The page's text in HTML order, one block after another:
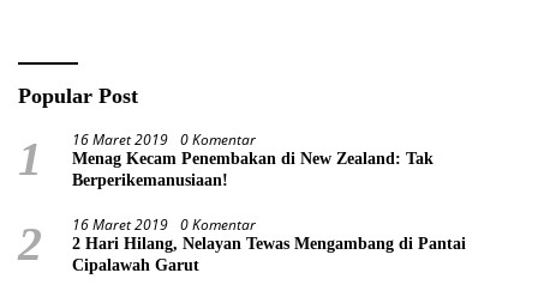
Popular Post
1 16 Maret 2019 0 Komentar
Menag Kecam Penembakan di New Zealand: Tak
Berperikemanusiaan!
2 16 Maret 2019 0 Komentar
2 Hari Hilang, Nelayan Tewas Mengambang di Pantai
Cipalawah Garut